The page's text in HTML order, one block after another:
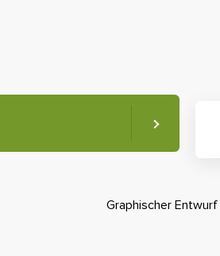
Graphischer Entwurf